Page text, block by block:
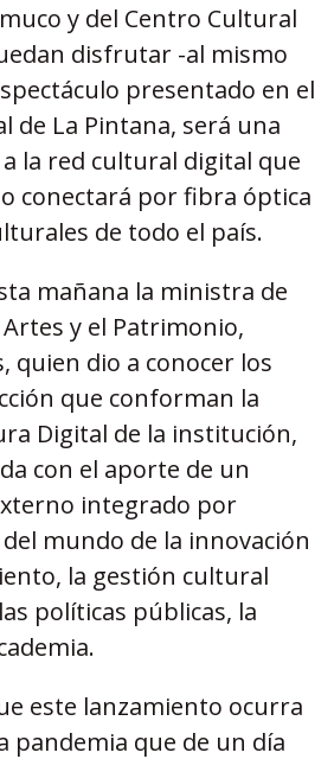
y del Centro Cultural
disfrutar -al mismo
presentado en el
de La Pintana, será una
la red cultural digital que
conectará por fibra óptica
de todo el país.
mañana la ministra de
y el Patrimonio,
quien dio a conocer los
que conforman la
Digital de la institución,
con el aporte de un
integrado por
mundo de la innovación
la gestión cultural
políticas públicas, la
este lanzamiento ocurra
pandemia que de un día